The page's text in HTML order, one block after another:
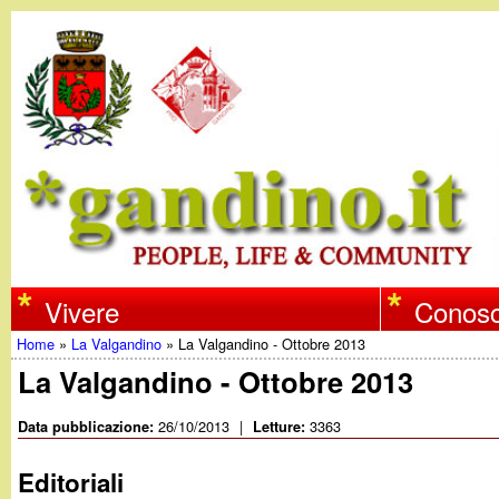
w
w
w
.
Vivere
Tu
sei
Home » La Valgandino » La Valgandino - Ottobre 2013
La Valgandino - Ottobre 2013
Data pubblicazione:26/10/2013 | Letture:3363
Editoriali